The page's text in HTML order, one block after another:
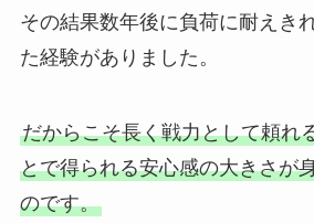
その結果数年後に負荷に耐えき
た経験がありました。
だからこそ長く戦力として頼れ
とで得られる安心感の大きさが
のです。